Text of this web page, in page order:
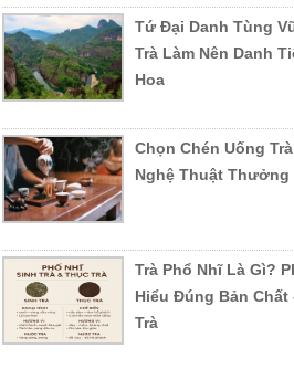
mua hàng từ 20tr trở lên. Được
hóa đơn.
II/. Quyền lợi Khách Hàng.
Là một đơn vị bán lẻ, vừa đảm
khách hàng tỷ lệ chiết khấu lên
bậc của Halivina. Khách hàng còn
đãi chiết khấu nhân ngày sinh nhật
đặc biệt của Halivina.
QUYỀN
LỢI
MEMBER SILVER
Tứ Đại Danh Tùng
Trà Làm Nên Danh
Hoa
Chọn Chén Uống
Nghệ Thuật Thưởng
Trà Phổ Nhĩ Là Gì?
Hiểu Đúng Bản
Trà